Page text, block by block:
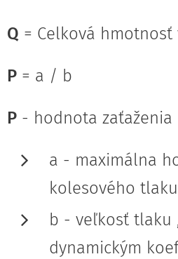
Q = Celková hmotnosť
P = a / b
P - hodnota zaťaženia
a - maximálna
kolesového tlaku
b - veľkosť tlaku
dynamickým